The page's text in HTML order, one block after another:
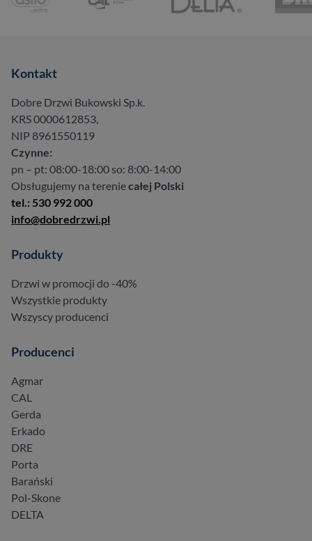
Kontakt
Dobre Drzwi Bukowski Sp.k.
KRS 0000612853,
NIP 8961550119
Czynne:
pn – pt: 08:00-18:00 so: 8:00-14:00
Obsługujemy na tereniecałej Polski
tel.: 530 992 000
info@dobredrzwi.pl
Produkty
Drzwi w promocji do -40%
Wszystkie produkty
Wszyscy producenci
Producenci
Agmar
CAL
Gerda
Erkado
DRE
Porta
Barański
Pol-Skone
DELTA